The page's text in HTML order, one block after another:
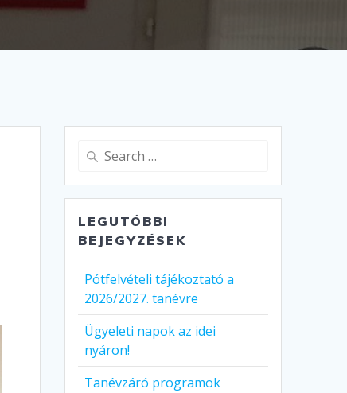
Search
LEGUTÓBBI
BEJEGYZÉSEK
Pótfelvételi tájékoztató a
2026/2027. tanévre
Ügyeleti napok az idei
nyáron!
Tanévzáró programok